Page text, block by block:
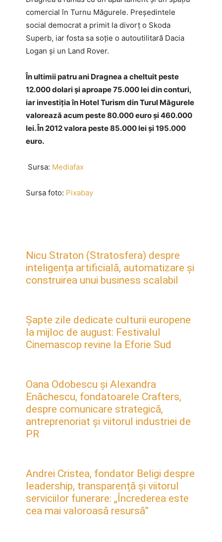
comercial în Turnu Măgurele. Preşedintele
social democrat a primit la divorţ o Skoda
Superb, iar fosta sa soţie o autoutilitară Dacia
Logan şi un Land Rover.
În ultimii patru ani Dragnea a cheltuit peste
12.000 dolari şi aproape 75.000 lei din conturi,
iar investiţia în Hotel Turism din Turul Măgurele
valorează acum peste 80.000 euro şi 460.000
lei. În 2012 valora peste 85.000 lei şi 195.000
euro.
Sursa: Mediafax
Sursa foto: Pixabay
Nicu Straton (Stratosfera) despre
inteligența artificială, automatizare și
construirea unui business scalabil
Șapte zile dedicate culturii europene
la mijloc de august: Festivalul
Cinemascop revine la Eforie Sud
Oana Odobescu și Alexandra
Enăchescu, fondatoarele Crafters,
despre comunicare strategică,
antreprenoriat și viitorul industriei de
PR
Andrei Cristea, fondator Beligi despre
leadership, transparență și viitorul
serviciilor funerare: „Încrederea este
cea mai valoroasă resursă”